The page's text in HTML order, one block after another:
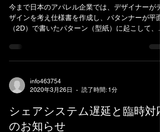
今まで日本のアパレル企業では、デザイナーがデ
ザインを考え仕様書を作成し、パタンナーが平面
（2D）で書いたパターン（型紙）に起こして、
る（3D）という作業の流れが一般的でした。...
info463754
2020年3月26日
読了時間: 1分
シェアシステム遅延と臨時対応
のお知らせ